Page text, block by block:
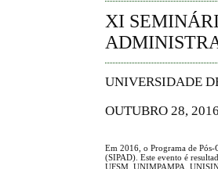
XI
UNIVERSIDADE
OUTUBRO 28,
Em 2016, o Programa de
(SIPAD). Este evento é
UFSM, UNIMPAMPA,